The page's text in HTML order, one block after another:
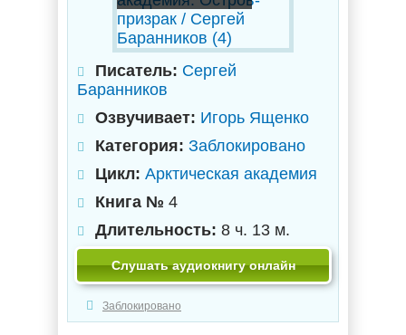
Писатель: Сергей
Баранников
Озвучивает: Игорь Ященко
Категория: Заблокировано
Цикл: Арктическая академия
Книга № 4
Длительность: 8 ч. 13 м.
Слушать аудиокнигу онлайн
Заблокировано